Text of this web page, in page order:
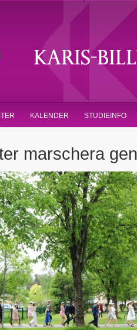
KALENDER STUDIEINFO
marschera